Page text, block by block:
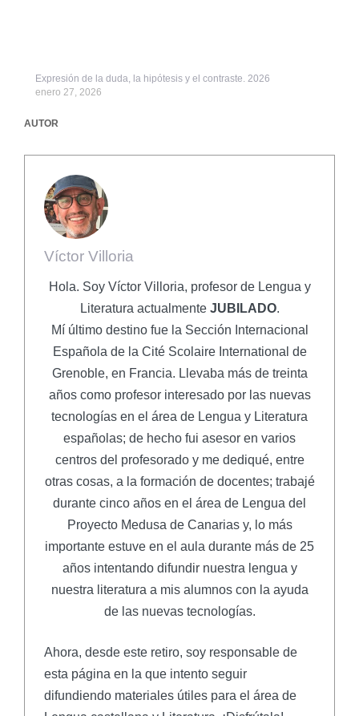
Expresión de la duda, la hipótesis y el contraste. 2026
enero 27, 2026
AUTOR
Víctor Villoria
Hola. Soy Víctor Villoria, profesor de Lengua y
Literatura actualmente JUBILADO.
Mí último destino fue la Sección Internacional
Española de la Cité Scolaire International de
Grenoble, en Francia. Llevaba más de treinta
años como profesor interesado por las nuevas
tecnologías en el área de Lengua y Literatura
españolas; de hecho fui asesor en varios
centros del profesorado y me dediqué, entre
otras cosas, a la formación de docentes; trabajé
durante cinco años en el área de Lengua del
Proyecto Medusa de Canarias y, lo más
importante estuve en el aula durante más de 25
años intentando difundir nuestra lengua y
nuestra literatura a mis alumnos con la ayuda
de las nuevas tecnologías.
Ahora, desde este retiro, soy responsable de
esta página en la que intento seguir
difundiendo materiales útiles para el área de